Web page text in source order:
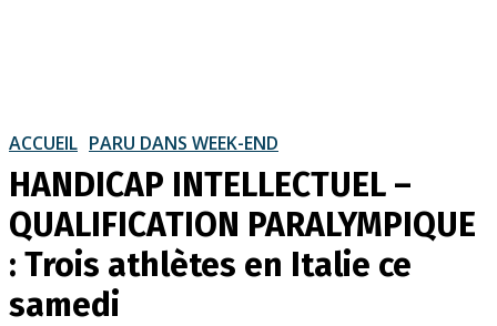
ACCUEIL PARU DANS WEEK-END
HANDICAP INTELLECTUEL –
QUALIFICATION PARALYMPIQUE
: Trois athlètes en Italie ce
samedi